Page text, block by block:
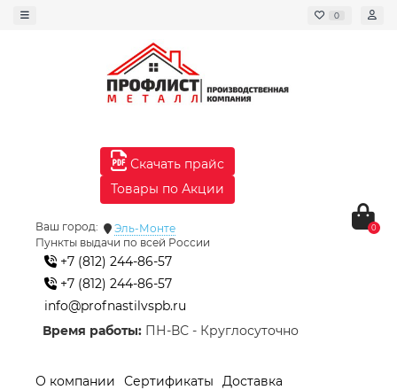
0
Скачать прайс
Товары по Акции
Ваш город:
Эль-Монте
Пункты выдачи по всей России
+7 (812) 244-86-57
+7 (812) 244-86-57
info@profnastilvspb.ru
Время работы: ПН-ВС - Круглосуточно
0
О компании Сертификаты
Доставка